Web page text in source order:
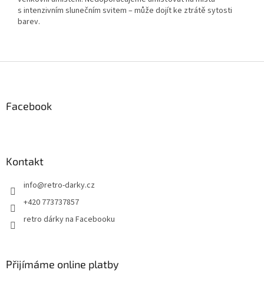
s intenzivním slunečním svitem – může dojít ke ztrátě sytosti
barev.
Facebook
Kontakt
info@retro-darky.cz
+420 773737857
retro dárky na Facebooku
Přijímáme online platby